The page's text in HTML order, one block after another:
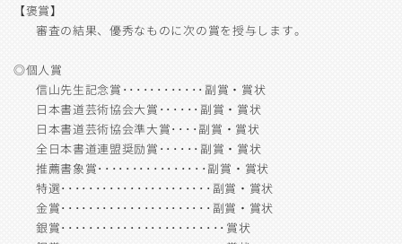
【褒賞】
審査の結果、優秀なものに次の賞を授与します。
◎個人賞
信山先生記念賞････････････副賞・賞状
日本書道芸術協会大賞･･････副賞・賞状
日本書道芸術協会準大賞････副賞・賞状
全日本書道連盟奨励賞･･････副賞・賞状
推薦書象賞････････････････副賞・賞状
特選･･････････････････････副賞・賞状
金賞･･････････････････････副賞・賞状
銀賞････････････････････････賞状